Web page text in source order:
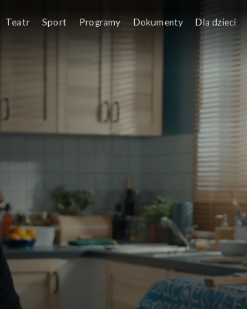
Teatr Sport Programy Dokumenty Dla dzieci